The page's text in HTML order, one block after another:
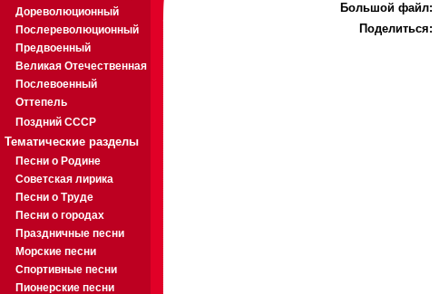
Дореволюционный
Послереволюционный
Предвоенный
Великая Отечественная
Послевоенный
Оттепель
Поздний СССР
Тематические разделы
Песни о Родине
Советская лирика
Песни о Труде
Песни о городах
Праздничные песни
Морские песни
Спортивные песни
Пионерские песни
Большой файл:
Поделиться: